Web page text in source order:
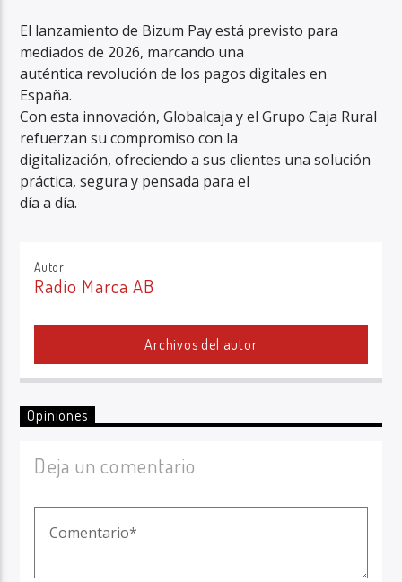
El lanzamiento de Bizum Pay está previsto para
mediados de 2026, marcando una
auténtica revolución de los pagos digitales en
España.
Con esta innovación, Globalcaja y el Grupo Caja Rural
refuerzan su compromiso con la
digitalización, ofreciendo a sus clientes una solución
práctica, segura y pensada para el
día a día.
Autor
Radio Marca AB
Archivos del autor
Opiniones
Deja un comentario